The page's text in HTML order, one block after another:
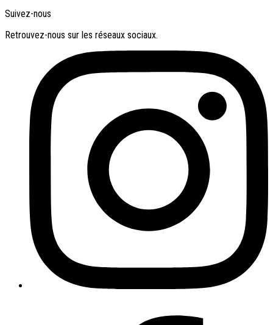
Suivez-nous
Retrouvez-nous sur les réseaux sociaux.